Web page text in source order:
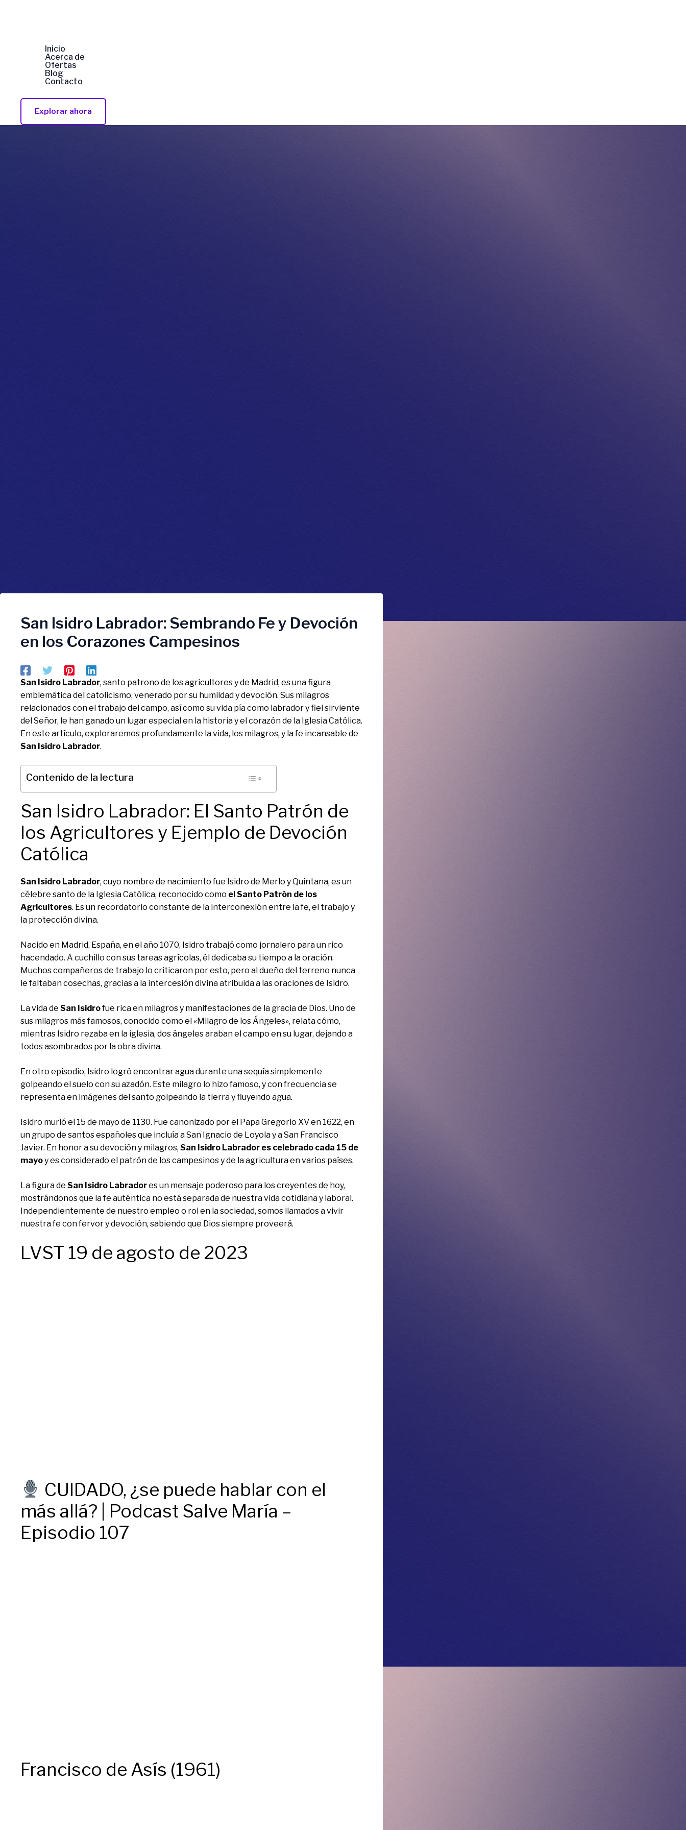
Inicio
Acerca de
Ofertas
Blog
Contacto
Explorar ahora
San Isidro Labrador: Sembrando Fe y Devoción
en los Corazones Campesinos
San Isidro Labrador, santo patrono de los agricultores y de Madrid, es una figura
emblemática del catolicismo, venerado por su humildad y devoción. Sus milagros
relacionados con el trabajo del campo, así como su vida pía como labrador y fiel sirviente
del Señor, le han ganado un lugar especial en la historia y el corazón de la Iglesia Católica.
En este artículo, exploraremos profundamente la vida, los milagros, y la fe incansable de
San Isidro Labrador.
Contenido de la lectura
San Isidro Labrador: El Santo Patrón de
los Agricultores y Ejemplo de Devoción
Católica
San Isidro Labrador, cuyo nombre de nacimiento fue Isidro de Merlo y Quintana, es un
célebre santo de la Iglesia Católica, reconocido como el Santo Patrón de los
Agricultores. Es un recordatorio constante de la interconexión entre la fe, el trabajo y
la protección divina.
Nacido en Madrid, España, en el año 1070, Isidro trabajó como jornalero para un rico
hacendado. A cuchillo con sus tareas agrícolas, él dedicaba su tiempo a la oración.
Muchos compañeros de trabajo lo criticaron por esto, pero al dueño del terreno nunca
le faltaban cosechas, gracias a la intercesión divina atribuida a las oraciones de Isidro.
La vida de San Isidrofue rica en milagros y manifestaciones de la gracia de Dios. Uno de
sus milagros más famosos, conocido como el «Milagro de los Ángeles», relata cómo,
mientras Isidro rezaba en la iglesia, dos ángeles araban el campo en su lugar, dejando a
todos asombrados por la obra divina.
En otro episodio, Isidro logró encontrar agua durante una sequía simplemente
golpeando el suelo con su azadón. Este milagro lo hizo famoso, y con frecuencia se
representa en imágenes del santo golpeando la tierra y fluyendo agua.
Isidro murió el 15 de mayo de 1130. Fue canonizado por el Papa Gregorio XV en 1622, en
un grupo de santos españoles que incluía a San Ignacio de Loyola y a San Francisco
Javier. En honor a su devoción y milagros, San Isidro Labrador es celebrado cada 15 de
mayoy es considerado el patrón de los campesinos y de la agricultura en varios países.
La figura de San Isidro Labradores un mensaje poderoso para los creyentes de hoy,
mostrándonos que la fe auténtica no está separada de nuestra vida cotidiana y laboral.
Independientemente de nuestro empleo o rol en la sociedad, somos llamados a vivir
nuestra fe con fervor y devoción, sabiendo que Dios siempre proveerá.
LVST 19 de agosto de 2023
CUIDADO, ¿se puede hablar con el
más allá? | Podcast Salve María –
Episodio 107
Francisco de Asís (1961)